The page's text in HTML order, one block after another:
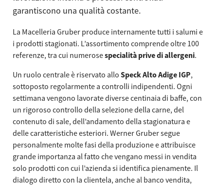
garantiscono una qualità costante.
La Macelleria Gruber produce internamente tutti i salumi e
i prodotti stagionati. L’assortimento comprende oltre 100
referenze, tra cui numerosespecialità prive di allergeni.
Un ruolo centrale è riservato allo Speck Alto Adige IGP,
sottoposto regolarmente a controlli indipendenti. Ogni
settimana vengono lavorate diverse centinaia di baffe, con
un rigoroso controllo della selezione della carne, del
contenuto di sale, dell’andamento della stagionatura e
delle caratteristiche esteriori. Werner Gruber segue
personalmente molte fasi della produzione e attribuisce
grande importanza al fatto che vengano messi in vendita
solo prodotti con cui l’azienda si identifica pienamente. Il
dialogo diretto con la clientela, anche al banco vendita,